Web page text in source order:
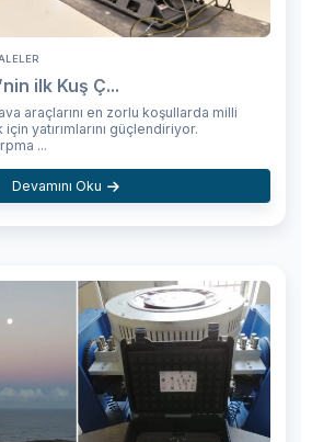
ilk Kuş Ç...
araçlarını en zorlu koşullarda milli
yatırımlarını güçlendiriyor.
...
Devamını Oku